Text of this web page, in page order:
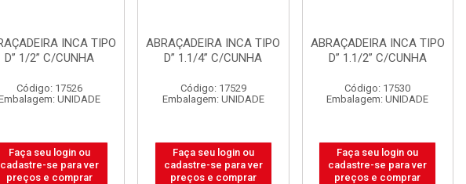
INCA TIPO
D” 1/2” C/CUNHA
Código: 17526
UNIDADE
Faça seu login ou
cadastre-se para ver
preços e comprar
ABRAÇADEIRA INCA TIPO
D” 1.1/4” C/CUNHA
Código: 17529
Embalagem: UNIDADE
Faça seu login ou
cadastre-se para ver
preços e comprar
ABRAÇADEIRA INCA TIPO
D” 1.1/2” C/CUNHA
Código: 17530
Embalagem: UNIDADE
Faça seu login ou
cadastre-se para ver
preços e comprar